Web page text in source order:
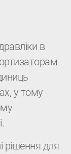
в
у тому
рішення для